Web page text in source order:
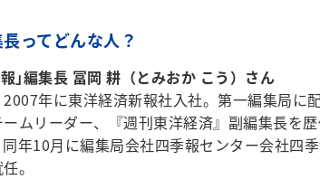
ってどんな人？
｣編集長 冨岡 耕（とみおか こう）さん
年に東洋経済新報社入社。第一編集局に
ムリーダー、『週刊東洋経済』副編集長を
年10月に編集局会社四季報センター会社四
。